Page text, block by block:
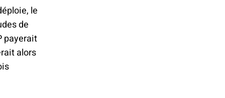
le
de
payerait
alors